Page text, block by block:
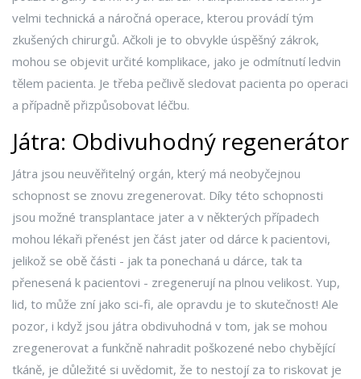
velmi technická a náročná operace, kterou provádí tým
zkušených chirurgů. Ačkoli je to obvykle úspěšný zákrok,
mohou se objevit určité komplikace, jako je odmítnutí ledvin
tělem pacienta. Je třeba pečlivě sledovat pacienta po operaci
a případně přizpůsobovat léčbu.
Játra: Obdivuhodný regenerátor
Játra jsou neuvěřitelný orgán, který má neobyčejnou
schopnost se znovu zregenerovat. Díky této schopnosti
jsou možné transplantace jater a v některých případech
mohou lékaři přenést jen část jater od dárce k pacientovi,
jelikož se obě části - jak ta ponechaná u dárce, tak ta
přenesená k pacientovi - zregenerují na plnou velikost. Yup,
lid, to může zní jako sci-fi, ale opravdu je to skutečnost! Ale
pozor, i když jsou játra obdivuhodná v tom, jak se mohou
zregenerovat a funkčně nahradit poškozené nebo chybějící
tkáně, je důležité si uvědomit, že to nestojí za to riskovat je